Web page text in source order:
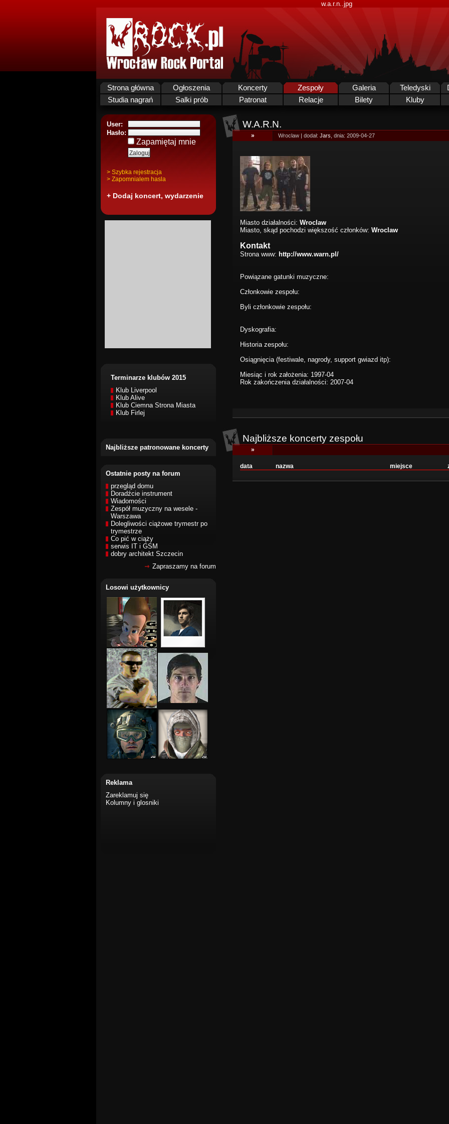
w.a.r.n..jpg
Strona główna Ogłoszenia Koncerty Zespoły Galeria Teledyski
Studia nagrań
Salki prób Patronat Relacje Bilety Kluby
User:
Hasło:
Zapamiętaj mnie
> Szybka rejestracja
> Zapomnialem hasla
+ Dodaj koncert, wydarzenie
Terminarze klubów 2015
Klub Liverpool
Klub Alive
Klub Ciemna Strona Miasta
Klub Firlej
Najbliższe patronowane koncerty
Ostatnie posty na forum
przegląd domu
Doradźcie instrument
Wiadomości
Zespół muzyczny na wesele -
Warszawa
Dolegliwości ciążowe trymestr po
trymestrze
Co pić w ciąży
serwis IT i GSM
dobry architekt Szczecin
Zapraszamy na forum
Losowi użytkownicy
Reklama
Zareklamuj się
Kolumny i glosniki
W.A.R.N.
» Wroclaw | dodał: Jars , dnia: 2009-04-27
Miasto działalności: Wroclaw
Miasto, skąd pochodzi większość członków: Wroclaw
Kontakt
Strona www: http://www.warn.pl/
Powiązane gatunki muzyczne:
Członkowie zespołu:
Byli członkowie zespołu:
Dyskografia:
Historia zespołu:
Osiągnięcia (festiwale, nagrody, support gwiazd itp):
Miesiąc i rok założenia: 1997-04
Rok zakończenia działalności: 2007-04
Najbliższe koncerty zespołu
»
data nazwa miejsce